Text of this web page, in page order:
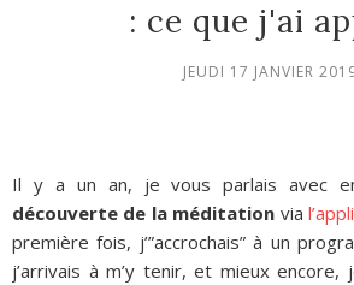
: ce que j'ai
JEUDI 17 JANVIER
Il y a un an, je vous parlais avec
découverte de la méditation via
première fois, j’”accrochais” à un
j’arrivais à m’y tenir, et mieux